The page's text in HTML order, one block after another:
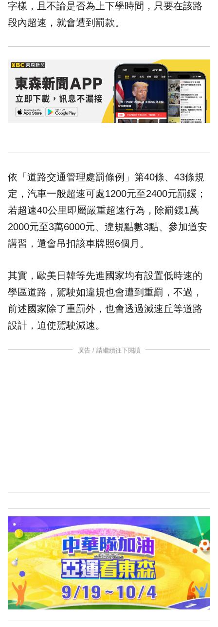
字樣，且不論是否為上下學時間，只要在該路
段內超速，就會遭到罰款。
依「道路交通管理處罰條例」第40條、43條規
定，汽車一般超速可處1200元至2400元罰鍰；
若超速40公里即屬嚴重超速行為，除罰鍰1萬
2000元至3萬6000元、違規點數3點、參加道安
講習，還會吊扣該車牌照6個月。
其實，歐美日韓等先進國家均有設置低時速的
學區道路，駕駛如違規也會遭到重罰，不過，
前述國家除了重罰外，也會透過減速丘等道路
設計，迫使駕駛減速。
廣告 / 請繼續往下閱讀